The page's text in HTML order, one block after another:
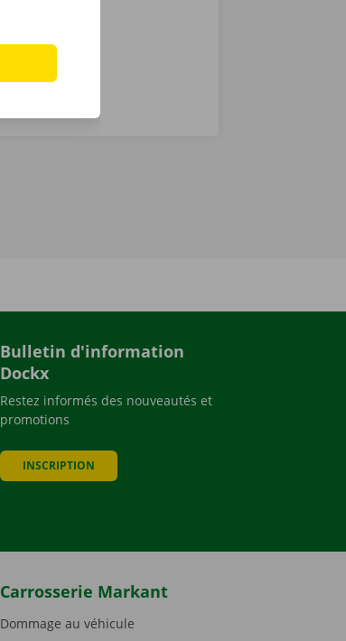
Bulletin d'information
Dockx
Restez informés des nouveautés et
promotions
INSCRIPTION
Carrosserie Markant
Dommage au véhicule